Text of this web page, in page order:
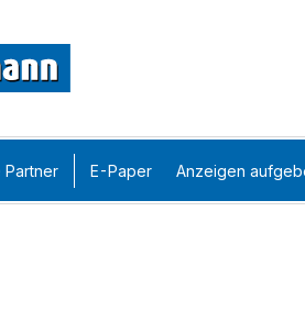
Partner E-Paper Anzeigen